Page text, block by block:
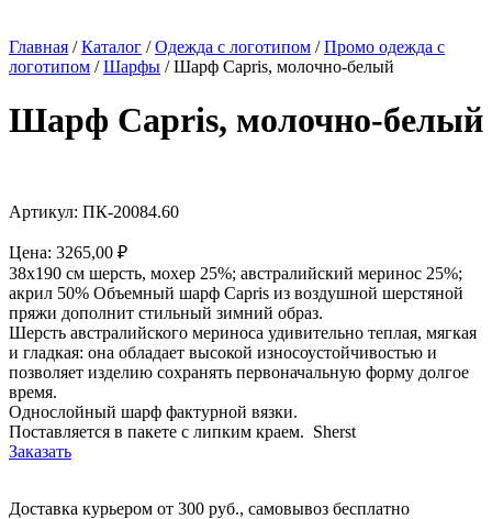
Главная /Каталог /Одежда с логотипом /Промо одежда с
логотипом /Шарфы / Шарф Capris, молочно-белый
Шарф Capris, молочно-белый
Артикул: ПК-20084.60
Цена: 3265,00 ₽
38х190 см шерсть, мохер 25%; австралийский меринос 25%;
акрил 50% Объемный шарф Capris из воздушной шерстяной
пряжи дополнит стильный зимний образ.
Шерсть австралийского мериноса удивительно теплая, мягкая
и гладкая: она обладает высокой износоустойчивостью и
позволяет изделию сохранять первоначальную форму долгое
время.
Однослойный шарф фактурной вязки.
Поставляется в пакете с липким краем. Sherst
Заказать
Доставка курьером от 300 руб., самовывоз бесплатно